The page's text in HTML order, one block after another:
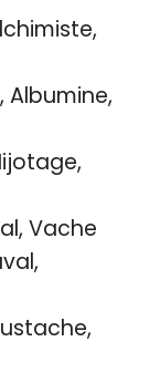
Albumine,
Vache